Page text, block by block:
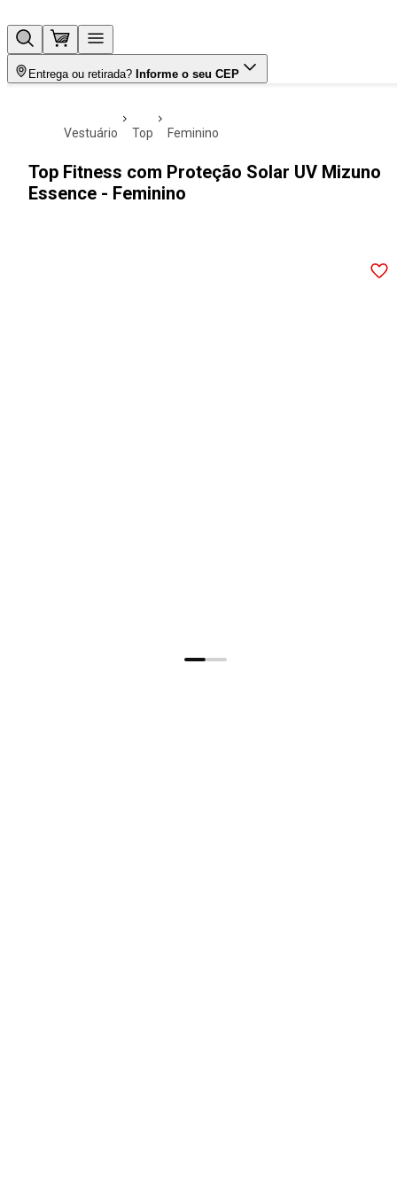
Entrega ou retirada? Informe o seu CEP
vestuário top feminino
Top Fitness com Proteção Solar UV Mizuno
Essence - Feminino